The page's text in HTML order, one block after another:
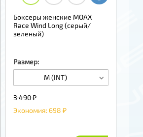
Боксеры женские MOAX
Race Wind Long (серый/
зеленый)
Размер:
M (INT)
3 490 ₽
Экономия: 698 ₽